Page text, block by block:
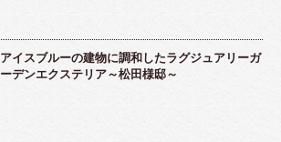
アイスブルーの建物に調和したラグジュアリーガ
ーデンエクステリア～松田様邸～